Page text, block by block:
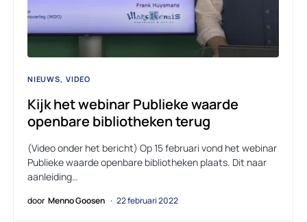
NIEUWS VIDEO
Kijk het webinar Publieke waarde
openbare bibliotheken terug
(Video onder het bericht) Op 15 februari vond het webinar
Publieke waarde openbare bibliotheken plaats. Dit naar
aanleiding…
door Menno Goosen 22 februari 2022